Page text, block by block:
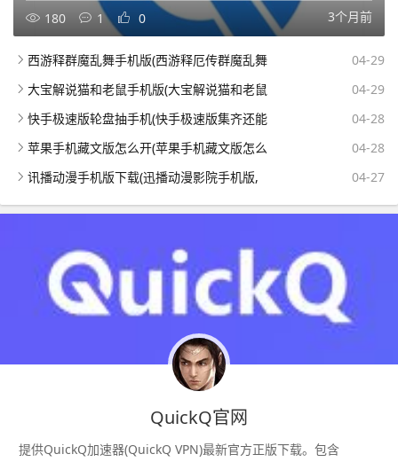
180 1 0 3个月前
西游释群魔乱舞手机版(西游释厄传群魔乱舞
04-29
大宝解说猫和老鼠手机版(大宝解说猫和老鼠
04-29
快手极速版轮盘抽手机(快手极速版集齐还能
04-28
苹果手机藏文版怎么开(苹果手机藏文版怎么
04-28
讯播动漫手机版下载(迅播动漫影院手机版,
04-27
QuickQ官网
提供QuickQ加速器(QuickQ VPN)最新官方正版下载。包含